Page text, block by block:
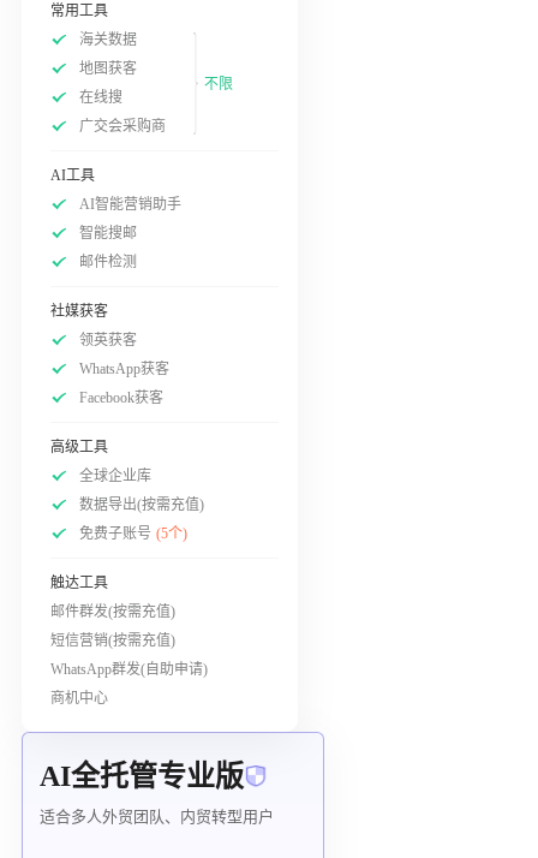
常用工具
海关数据
地图获客
在线搜
广交会采购商
不限
AI工具
AI智能营销助手
智能搜邮
邮件检测
社媒获客
领英获客
WhatsApp获客
Facebook获客
高级工具
全球企业库
数据导出(按需充值)
免费子账号 (5个)
触达工具
邮件群发(按需充值)
短信营销(按需充值)
WhatsApp群发(自助申请)
商机中心
AI全托管专业版
适合多人外贸团队、内贸转型用户